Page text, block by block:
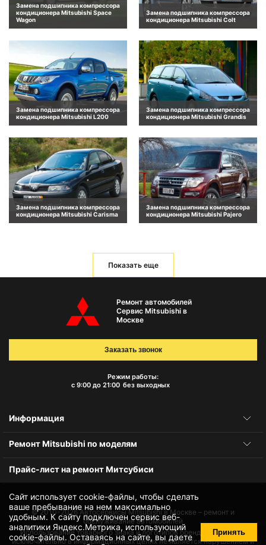
Замена подшипника компрессора
кондиционера Mitsubishi Space
Wagon
Замена подшипника компрессора
кондиционера Mitsubishi Colt
Замена подшипника компрессора
кондиционера Mitsubishi L200
Замена подшипника компрессора
кондиционера Mitsubishi Grandis
Замена подшипника компрессора
кондиционера Mitsubishi Carisma
Замена подшипника компрессора
кондиционера Mitsubishi Pajero
Показать еще
Сайт использует cookie-файлы, чтобы сделать
ваше пребывание на нем максимально
удобным. К cайту подключен сервис веб-
аналитики Яндекс.Метрика, использующий
cookie-файлы. Оставаясь на сайте, вы даете
Принять
Ремонт автомобилей
Сервис Mitsubishi в
Москве
Режим работы:
с 9:00 до 21:00 без выходных
Заказать звонок
Информация
Ремонт Mitsubishi по моделям
Прайс-лист на ремонт Митсубиси
© 2010-2026Автосервисы Mitsubishi в Москве – ремонт и
обслуживание автомобилей
Использование товарного знака и логотипов бренда происходит
исключительно в информационных целях не является нарушением и